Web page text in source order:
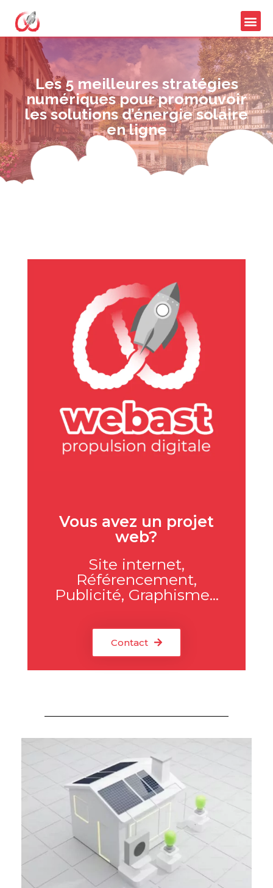
Les 5 meilleures stratégies
numériques pour promouvoir
les solutions d’énergie solaire
en ligne
Vous avez un projet
web?
Site internet,
Référencement,
Publicité, Graphisme...
Contact